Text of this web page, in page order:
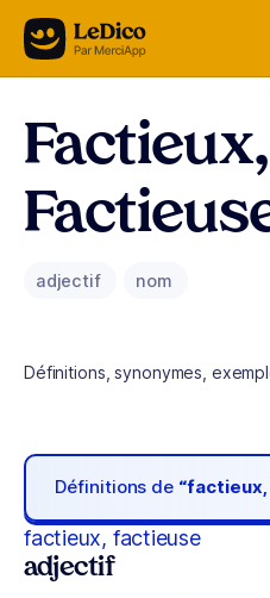
Aller au contenu
Factieux,
adjectif nom
Définitions, synonymes,
Définitions de
factieux, factieuse
adjectif